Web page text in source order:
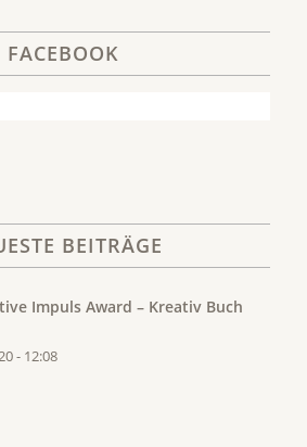
FACEBOOK
BEITRÄGE
Impuls Award – Kreativ Buch
- 12:08